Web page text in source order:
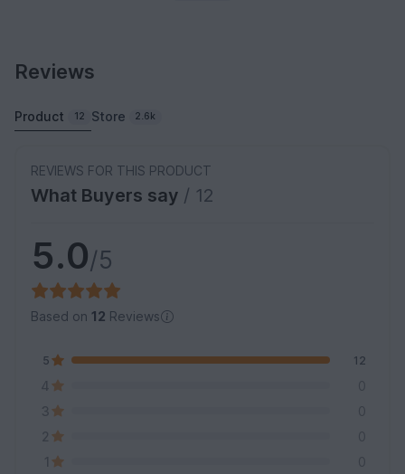
Reviews
Product 12 Store 2.6k
REVIEWS FOR THIS PRODUCT
What Buyers say / 12
5.0/5
Based on 12 Reviews
5 12
4
0
3
0
2
0
1
0